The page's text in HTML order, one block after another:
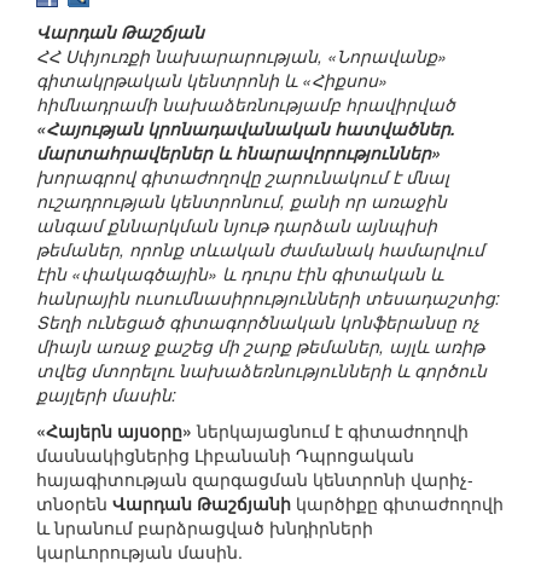
Վարդան Թաշճյան
ՀՀ Սփյուռքի նախարարության, «Նորավանք»
գիտակրթական կենտրոնի և «Հիքսոս»
հիմնադրամի նախաձեռնությամբ հրավիրված
«Հայության կրոնադավանական հատվածներ.
մարտահրավերներ և հնարավորություններ»
խորագրով գիտաժողովը շարունակում է մնալ
ուշադրության կենտրոնում, քանի որ առաջին
անգամ քննարկման նյութ դարձան այնպիսի
թեմաներ, որոնք տևական ժամանակ համարվում
էին «փակագծային» և դուրս էին գիտական և
հանրային ուսումնասիրությունների տեսադաշտից:
Տեղի ունեցած գիտագործնական կոնֆերանսը ոչ
միայն առաջ քաշեց մի շարք թեմաներ, այլև առիթ
տվեց մտորելու նախաձեռնությունների և գործուն
քայլերի մասին:
«Հայերն այսօրը»ներկայացնում է գիտաժողովի
մասնակիցներից Լիբանանի Դպրոցական
հայագիտության զարգացման կենտրոնի վարիչ-
տնօրեն Վարդան Թաշճյանի կարծիքը գիտաժողովի
և նրանում բարձրացված խնդիրների
կարևորության մասին.